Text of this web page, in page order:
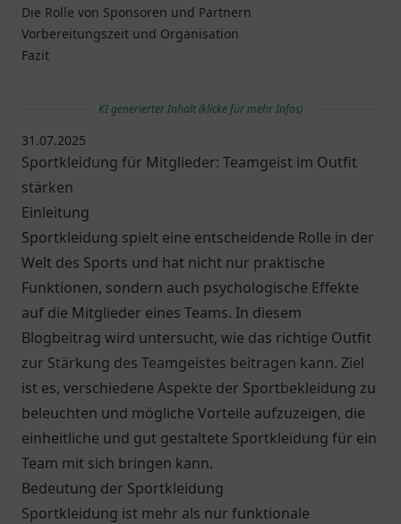
Die Rolle von Sponsoren und Partnern
Vorbereitungszeit und Organisation
Fazit
KI generierter Inhalt (klicke für mehr Infos)
31.07.2025
Sportkleidung für Mitglieder: Teamgeist im Outfit
stärken
Einleitung
Sportkleidung spielt eine entscheidende Rolle in der
Welt des Sports und hat nicht nur praktische
Funktionen, sondern auch psychologische Effekte
auf die Mitglieder eines Teams. In diesem
Blogbeitrag wird untersucht, wie das richtige Outfit
zur Stärkung des Teamgeistes beitragen kann. Ziel
ist es, verschiedene Aspekte der Sportbekleidung zu
beleuchten und mögliche Vorteile aufzuzeigen, die
einheitliche und gut gestaltete Sportkleidung für ein
Team mit sich bringen kann.
Bedeutung der Sportkleidung
Sportkleidung ist mehr als nur funktionale